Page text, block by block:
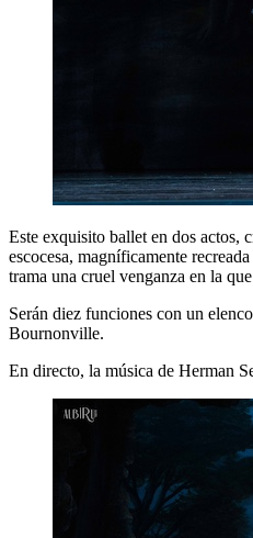
Este exquisito ballet en dos actos,
escocesa, magníficamente
trama una cruel venganza en la
Serán diez funciones con un
Bournonville.
En directo, la música de Herman